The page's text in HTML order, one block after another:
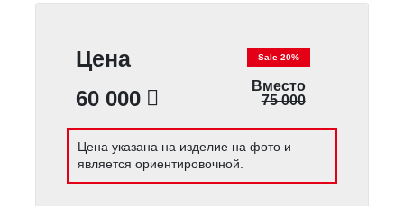
Цена
60 000
Sale 20%
Вместо
75 000
Цена указана на изделие на фото и
является ориентировочной.